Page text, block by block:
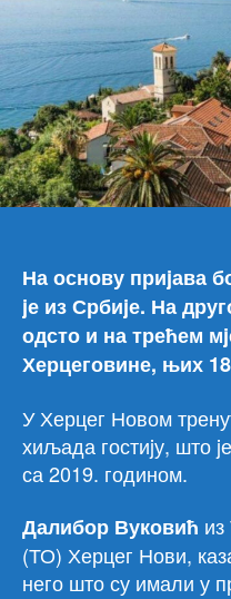
На основу приjава
jе из Србиjе. На
одсто и на трећем
Херцеговине, њих
У Херцег Новом
хиљада гостиjу, што
са 2019. годином.
Далибор Вуковић
(ТО) Херцег Нови,
него што су имали у